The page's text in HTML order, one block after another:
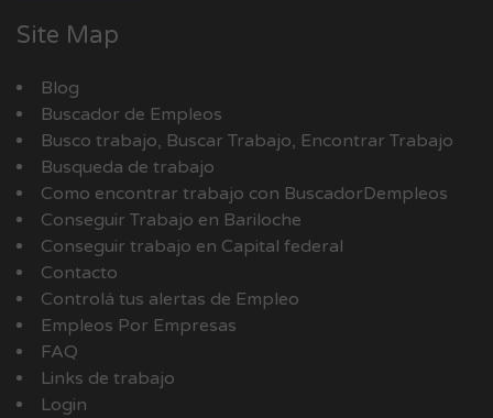
Site Map
Blog
Buscador de Empleos
Busco trabajo, Buscar Trabajo, Encontrar Trabajo
Busqueda de trabajo
Como encontrar trabajo con BuscadorDempleos
Conseguir Trabajo en Bariloche
Conseguir trabajo en Capital federal
Contacto
Controlá tus alertas de Empleo
Empleos Por Empresas
FAQ
Links de trabajo
Login